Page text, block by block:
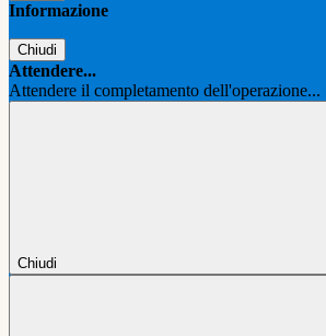
Informazione
Chiudi
Attendere...
Attendere il completamento dell'operazione...
Chiudi